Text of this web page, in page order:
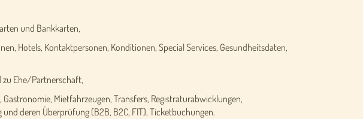
und Bankkarten,
Hotels, Kontaktpersonen, Konditionen, Special Services, Gesundheitsdaten,
Ehe/Partnerschaft,
Mietfahrzeugen, Transfers, Registraturabwicklungen,
deren Überprüfung (B2B, B2C, FIT), Ticketbuchungen.